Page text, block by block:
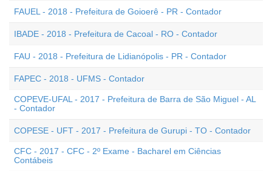
FAUEL - 2018 - Prefeitura de Goioerê - PR - Contador
IBADE - 2018 - Prefeitura de Cacoal - RO - Contador
FAU - 2018 - Prefeitura de Lidianópolis - PR - Contador
FAPEC - 2018 - UFMS - Contador
COPEVE-UFAL - 2017 - Prefeitura de Barra de São Miguel - AL
- Contador
COPESE - UFT - 2017 - Prefeitura de Gurupi - TO - Contador
CFC - 2017 - CFC - 2º Exame - Bacharel em Ciências
Contábeis